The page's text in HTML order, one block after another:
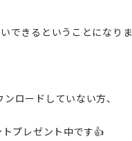
できるということにな
ロードしていない方、
プレゼント中です👍